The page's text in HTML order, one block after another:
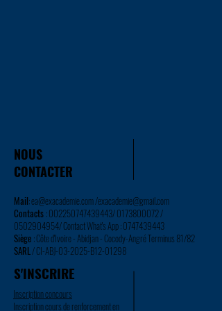
NOUS
CONTACTER
Mail:ea@exacademie.com/exacademie@gmail.com
Contacts :002250747439443/0173800072/
0502904954/ Contact What's App :0747439443
Siège : Côte d'Ivoire - Abidjan - Cocody-Angré Terminus 81/82
SARL/ CI-ABJ-03-2025-B12-01298
S'INSCRIRE
Inscription concours
Inscription cours de renforcement en